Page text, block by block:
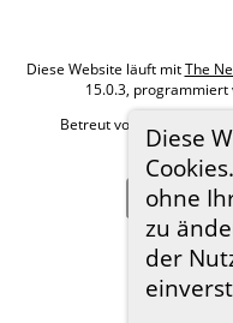
Diese
ohne
zu
der
Diese Website läuft mitThe
15.0.3,
Betreut von
Roland zu
Hier
Zur